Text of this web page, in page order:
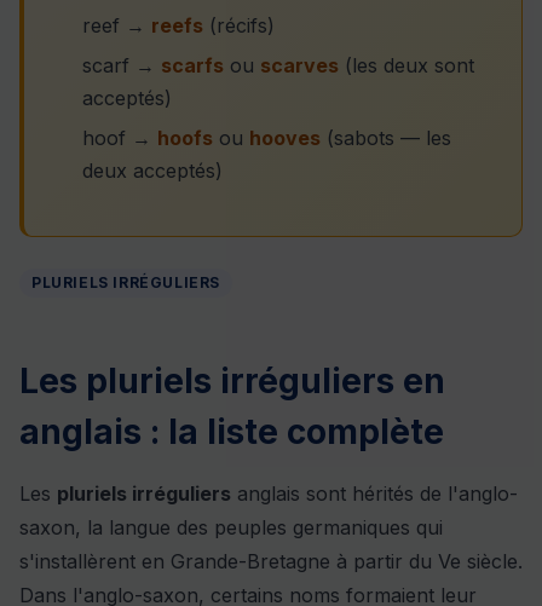
reef → reefs (récifs)
scarf → scarfs ou scarves (les deux sont
acceptés)
hoof → hoofs ou hooves (sabots — les
deux acceptés)
PLURIELS IRRÉGULIERS
Les pluriels irréguliers en
anglais : la liste complète
Les pluriels irréguliers anglais sont hérités de l'anglo-
saxon, la langue des peuples germaniques qui
s'installèrent en Grande-Bretagne à partir du Ve siècle.
Dans l'anglo-saxon, certains noms formaient leur